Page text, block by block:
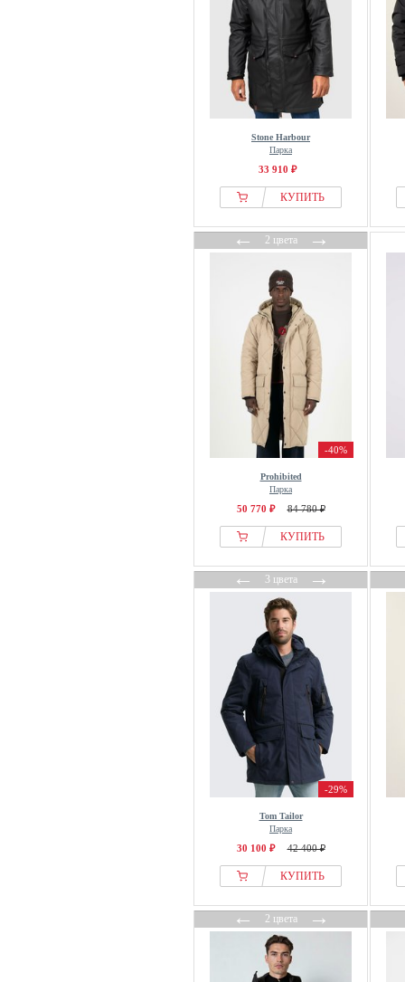
Stone Harbour
Парка
33 910 ₽
КУПИТЬ
←2 цвета→
-40%
Prohibited
Парка
50 770 ₽ 84 780 ₽
КУПИТЬ
←3 цвета→
-29%
Tom Tailor
Парка
30 100 ₽ 42 400 ₽
КУПИТЬ
←2 цвета→